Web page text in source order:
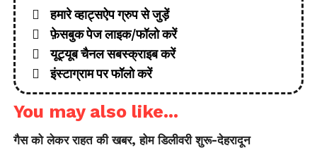
हमारे व्हाट्सऐप ग्रुप से जुड़ें
फ़ेसबुक पेज लाइक/फॉलो करें
यूट्यूब चैनल सबस्क्राइब करें
इंस्टाग्राम पर फॉलो करें
You may also like...
गैस को लेकर राहत की खबर, होम डिलीवरी शुरू-देहरादून